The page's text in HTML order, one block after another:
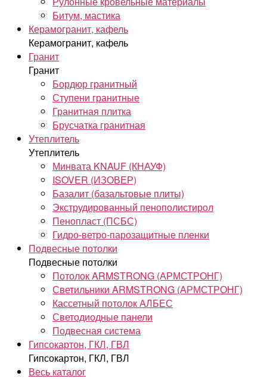
Битум, мастика
Керамогранит, кафель
Керамогранит, кафель
Гранит
Гранит
Бордюр гранитный
Ступени гранитные
Гранитная плитка
Брусчатка гранитная
Утеплитель
Утеплитель
Минвата KNAUF (КНАУФ)
ISOVER (ИЗОВЕР)
Базалит (базальтовые плиты)
Экструдированный пенополистирол
Пенопласт (ПСБС)
Гидро-ветро-парозащитные пленки
Подвесные потолки
Подвесные потолки
Потолок ARMSTRONG (АРМСТРОНГ)
Светильники ARMSTRONG (АРМСТРОНГ)
Кассетный потолок АЛБЕС
Светодиодные панели
Подвесная система
Гипсокартон, ГКЛ, ГВЛ
Гипсокартон, ГКЛ, ГВЛ
Весь каталог